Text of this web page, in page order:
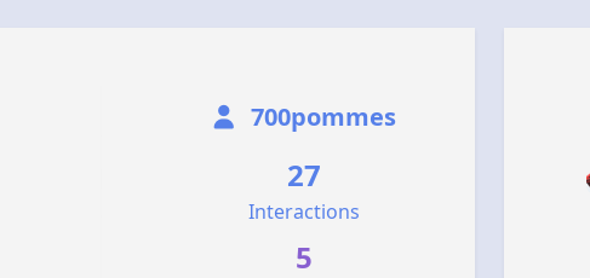
700pommes
27
Interactions
5